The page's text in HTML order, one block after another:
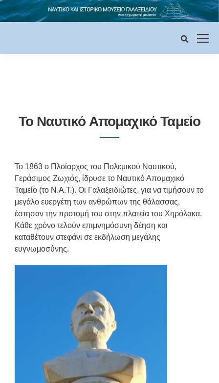
To Ναυτικό Απομαχικό Ταμείο
Το 1863 ο Πλοίαρχος του Πολεμικού Ναυτικού,
Γεράσιμος Ζωχιός, ίδρυσε το Ναυτικό Απομαχικό
Ταμείο (το Ν.Α.Τ.). Οι Γαλαξειδιώτες, για να τιμήσουν το
μεγάλο ευεργέτη των ανθρώπων της θάλασσας,
έστησαν την προτομή του στην πλατεία του Χηρόλακα.
Κάθε χρόνο τελούν επιμνημόσυνη δέηση και
καταθέτουν στεφάνι σε εκδήλωση μεγάλης
ευγνωμοσύνης.